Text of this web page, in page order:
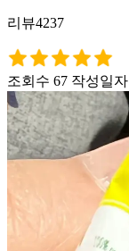
리뷰4237
조회수 67 작성일